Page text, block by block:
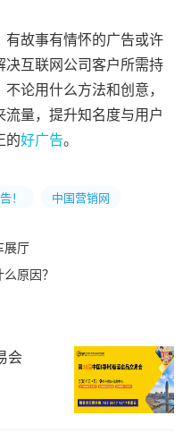
故事有情怀的广告或许
互联网公司客户所需持
论用什么方法和创意，
量，提升知名度与用户
的好广告。
！ 中国营销网
展厅
原因？
会